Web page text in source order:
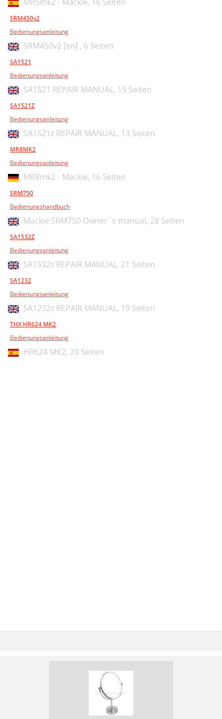
SRM450v2
Bedienungsanleitung
SRM450v2 [en] , 6 Seiten
SA1521
Bedienungsanleitung
SA1521 REPAIR MANUAL, 15 Seiten
SA1521Z
Bedienungsanleitung
SA1521z REPAIR MANUAL, 13 Seiten
MR8MK2
Bedienungsanleitung
MR8mk2 - Mackie, 16 Seiten
SRM750
Bedienungshandbuch
Mackie SRM750 Owner`s manual, 28 Seiten
SA1532Z
Bedienungsanleitung
SA1532z REPAIR MANUAL, 21 Seiten
SA1232
Bedienungsanleitung
SA1232z REPAIR MANUAL, 19 Seiten
THX HR624 MK2
Bedienungsanleitung
HR624 MK2, 20 Seiten